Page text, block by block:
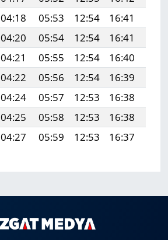
04:18 05:53 12:54 16:41
04:20 05:54 12:54 16:41
04:21 05:55 12:54 16:40
04:22 05:56 12:54 16:39
04:24 05:57 12:53 16:38
04:25 05:58 12:53 16:38
04:27 05:59 12:53 16:37